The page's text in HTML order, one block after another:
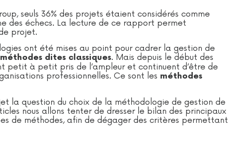
seuls 36% des projets étaient considérés comme
des échecs. La lecture de ce rapport permet
projet.
ont été mises au point pour cadrer la gestion de
méthodes dites classiques. Mais depuis le début des
petit à petit pris de l’ampleur et continuent d’être de
professionnelles. Ce sont les méthodes
la question du choix de la méthodologie de gestion de
nous allons tenter de dresser le bilan des principaux
de méthodes, afin de dégager des critères permettant